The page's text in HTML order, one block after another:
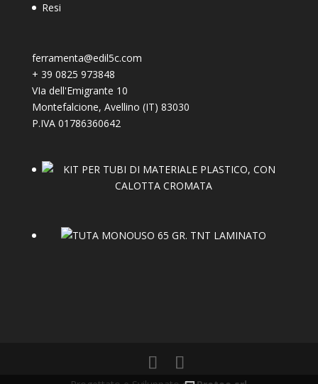
Resi
ferramenta@edil5c.com
+ 39 0825 973848
VIa dell'Emigrante 10
Montefalcione, Avellino (IT) 83030
P.IVA 01786360642